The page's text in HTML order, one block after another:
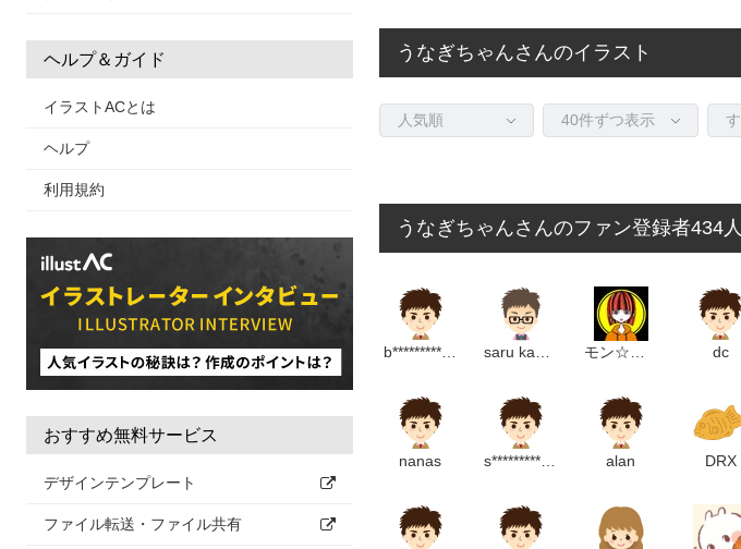
ヘルプ＆ガイド
イラストACとは
ヘルプ
利用規約
おすすめ無料サービス
デザインテンプレート
ファイル転送・ファイル共有
うなぎちゃんさんのイラスト
うなぎちゃんさんのファン登録者434人
dc
nanas alan DRX